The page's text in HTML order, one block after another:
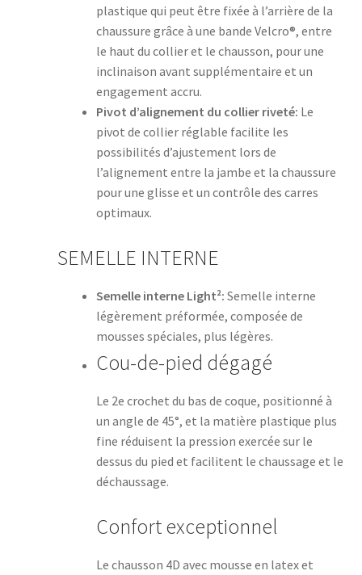
plastique qui peut être fixée à l’arrière de la
chaussure grâce à une bande Velcro®, entre
le haut du collier et le chausson, pour une
inclinaison avant supplémentaire et un
engagement accru.
Pivot d’alignement du collier riveté: Le
pivot de collier réglable facilite les
possibilités d’ajustement lors de
l’alignement entre la jambe et la chaussure
pour une glisse et un contrôle des carres
optimaux.
SEMELLE INTERNE
Semelle interne Light²: Semelle interne
légèrement préformée, composée de
mousses spéciales, plus légères.
Cou-de-pied dégagé
Le 2e crochet du bas de coque, positionné à
un angle de 45°, et la matière plastique plus
fine réduisent la pression exercée sur le
dessus du pied et facilitent le chaussage et le
déchaussage.
Confort exceptionnel
Le chausson 4D avec mousse en latex et